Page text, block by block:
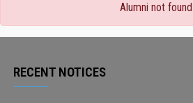
Alumni not found
RECENT NOTICES